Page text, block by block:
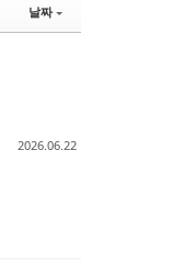
날짜
2026.06.22